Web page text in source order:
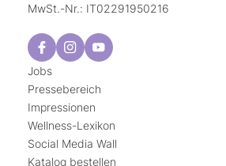
MwSt.-Nr.: IT02291950216
Jobs
Pressebereich
Impressionen
Wellness-Lexikon
Social Media Wall
Katalog bestellen